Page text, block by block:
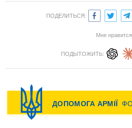
ПОДЕЛИТЬСЯ:
Мне нравится
ПОДЫТОЖИТЬ: